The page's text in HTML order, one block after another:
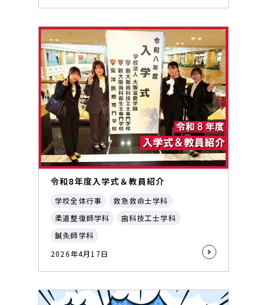
令和8年度入学式＆教員紹介
学校全体行事
救急救命士学科
柔道整復師学科
歯科技工士学科
鍼灸師学科
2026年4月17日